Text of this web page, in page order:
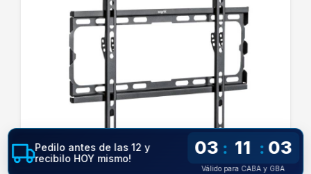
Pedilo antes de las 12 y
recibilo HOY mismo!
03 : 11 : 02
Válido para CABA y GBA